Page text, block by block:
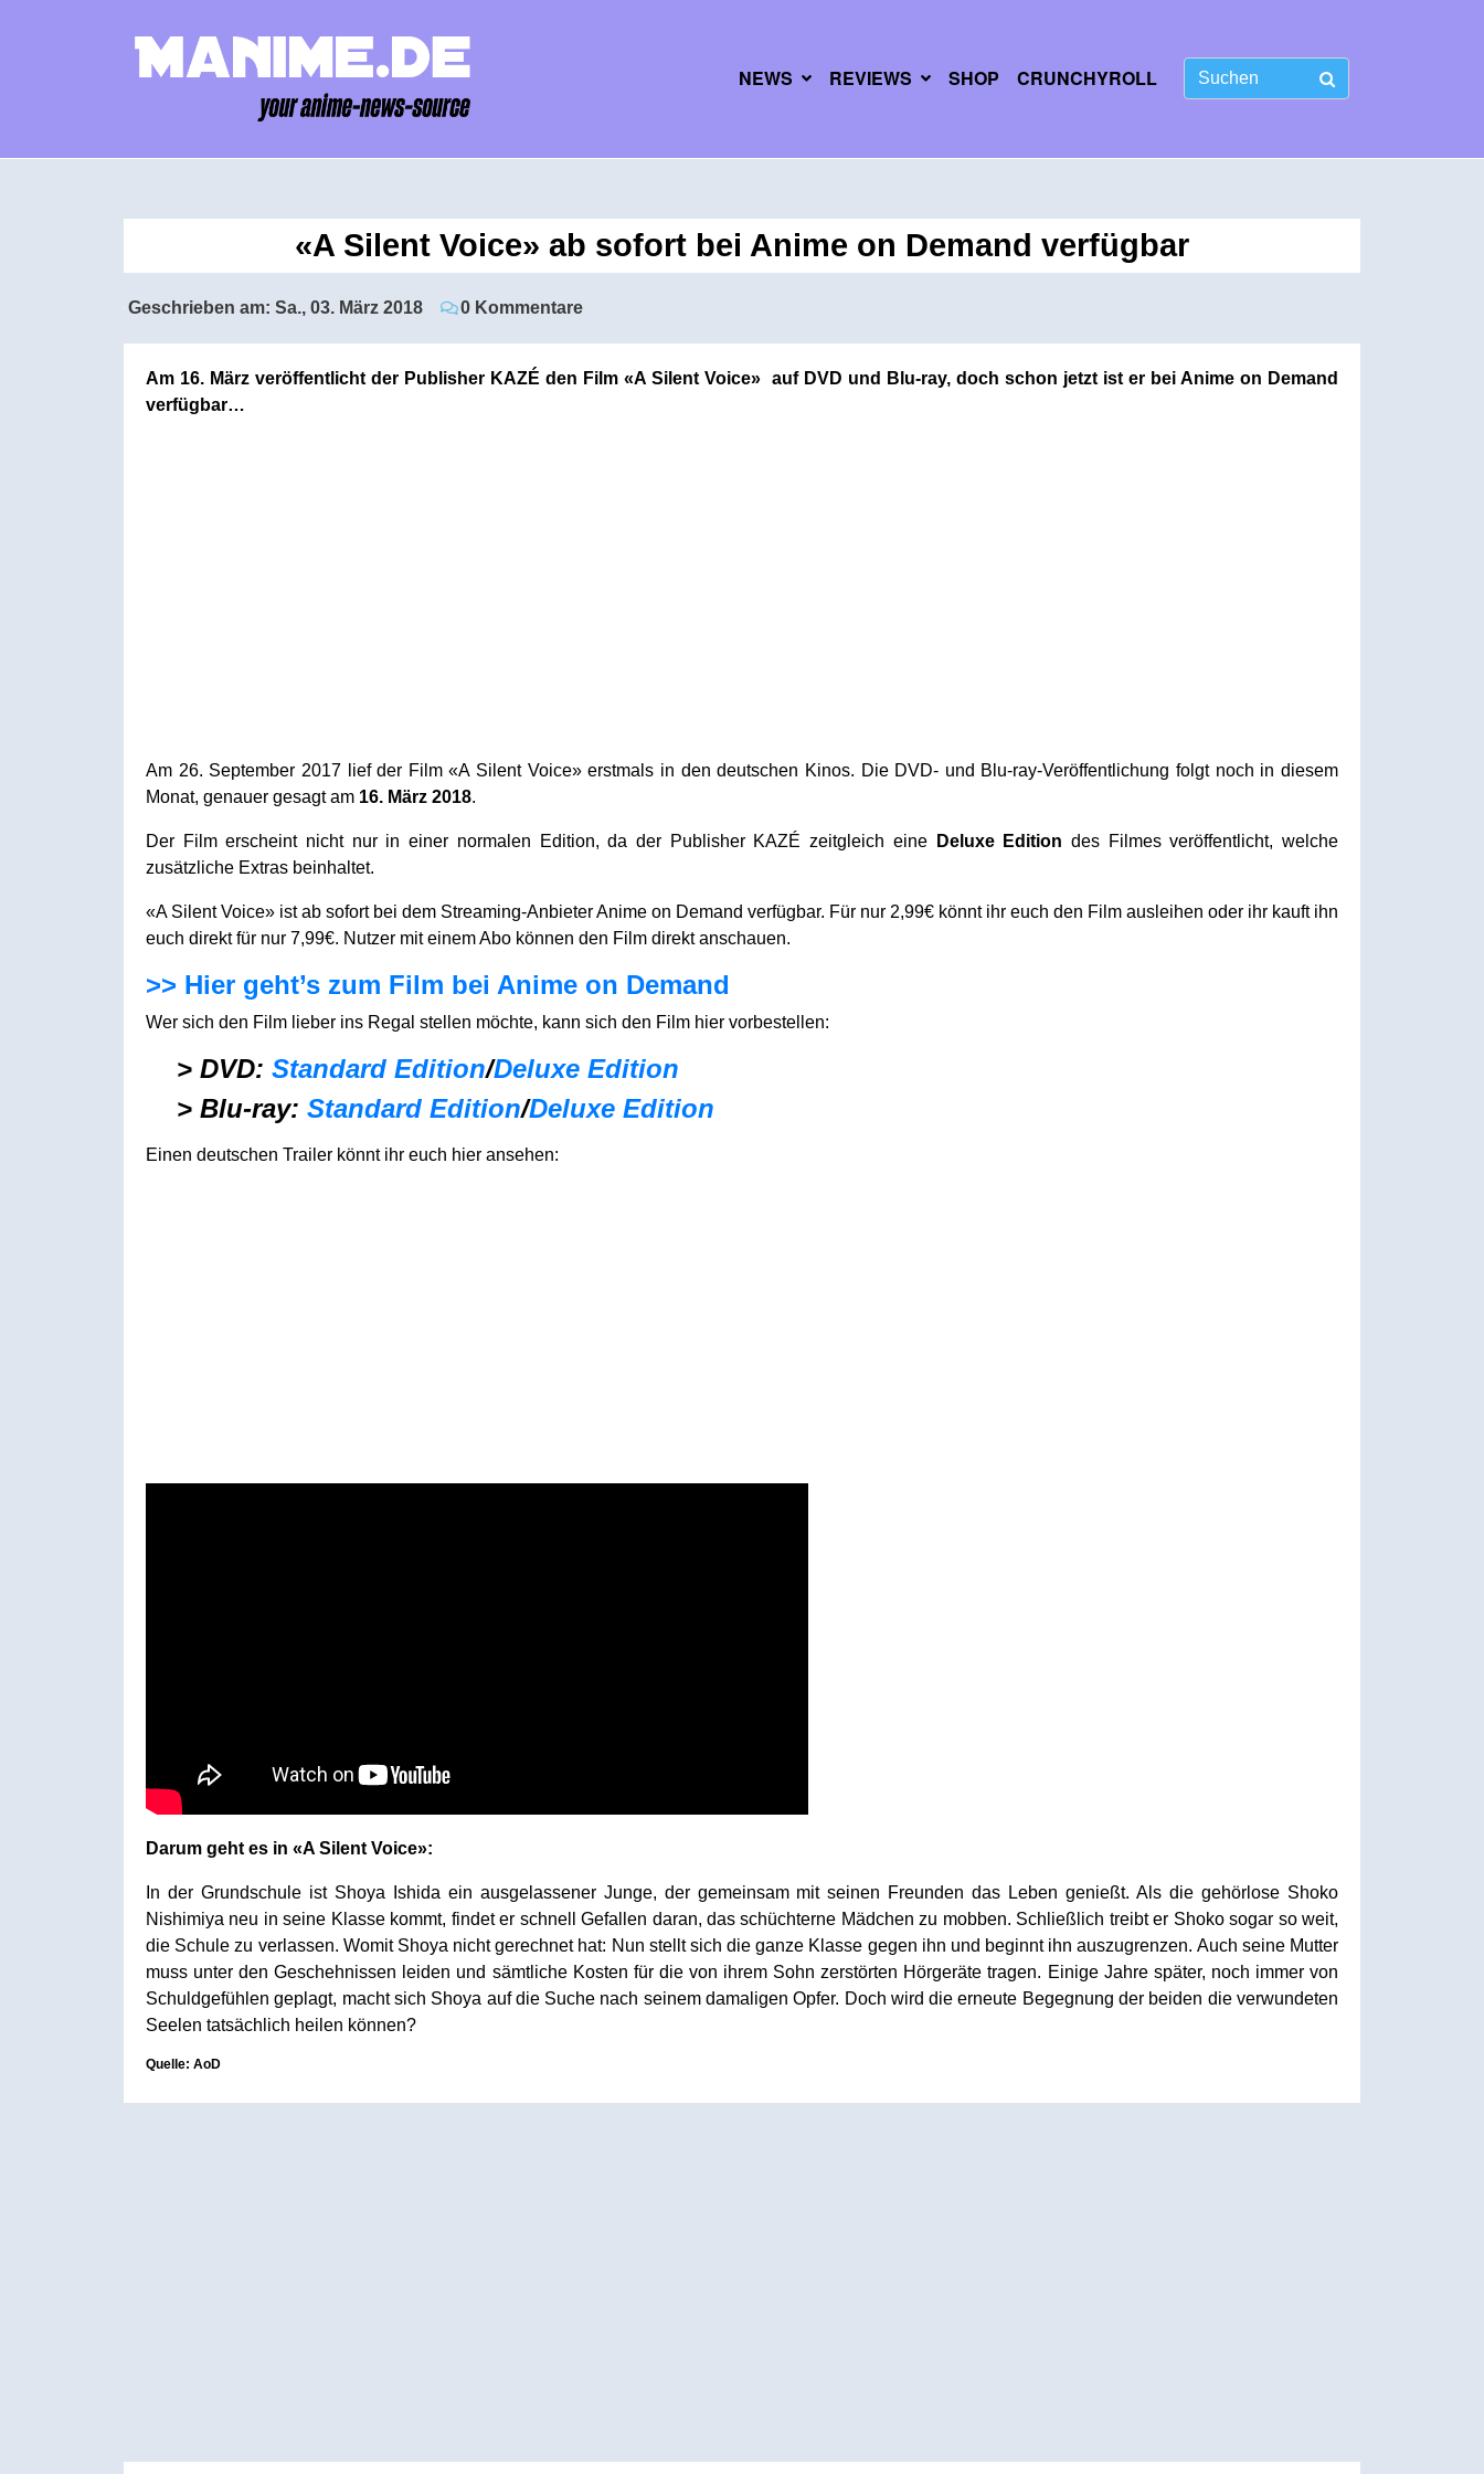
NEWS REVIEWS SHOP CRUNCHYROLL
«A Silent Voice» ab sofort bei Anime on Demand verfügbar
Geschrieben am: Sa., 03. März 2018 0 Kommentare
Am 16. März veröffentlicht der Publisher KAZÉ den Film «A Silent Voice» auf DVD und Blu-ray, doch schon jetzt ist er bei Anime on Demand
verfügbar…
Am 26. September 2017 lief der Film «A Silent Voice» erstmals in den deutschen Kinos. Die DVD- und Blu-ray-Veröffentlichung folgt noch in diesem
Monat, genauer gesagt am 16. März 2018.
Der Film erscheint nicht nur in einer normalen Edition, da der Publisher KAZÉ zeitgleich eine Deluxe Edition des Filmes veröffentlicht, welche
zusätzliche Extras beinhaltet.
«A Silent Voice» ist ab sofort bei dem Streaming-Anbieter Anime on Demand verfügbar. Für nur 2,99€ könnt ihr euch den Film ausleihen oder ihr kauft ihn
euch direkt für nur 7,99€. Nutzer mit einem Abo können den Film direkt anschauen.
>> Hier geht’s zum Film bei Anime on Demand
Wer sich den Film lieber ins Regal stellen möchte, kann sich den Film hier vorbestellen:
> DVD: Standard Edition/Deluxe Edition
> Blu-ray: Standard Edition/Deluxe Edition
Einen deutschen Trailer könnt ihr euch hier ansehen:
Darum geht es in «A Silent Voice»:
In der Grundschule ist Shoya Ishida ein ausgelassener Junge, der gemeinsam mit seinen Freunden das Leben genießt. Als die gehörlose Shoko
Nishimiya neu in seine Klasse kommt, findet er schnell Gefallen daran, das schüchterne Mädchen zu mobben. Schließlich treibt er Shoko sogar so weit,
die Schule zu verlassen. Womit Shoya nicht gerechnet hat: Nun stellt sich die ganze Klasse gegen ihn und beginnt ihn auszugrenzen. Auch seine Mutter
muss unter den Geschehnissen leiden und sämtliche Kosten für die von ihrem Sohn zerstörten Hörgeräte tragen. Einige Jahre später, noch immer von
Schuldgefühlen geplagt, macht sich Shoya auf die Suche nach seinem damaligen Opfer. Doch wird die erneute Begegnung der beiden die verwundeten
Seelen tatsächlich heilen können?
Quelle: AoD